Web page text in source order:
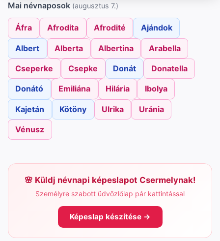
Mai névnaposok (augusztus 7.)
Áfra Afrodita Afrodité Ajándok
Albert Alberta Albertina Arabella
Cseperke Csepke Donát Donatella
Donátó Emiliána Hilária Ibolya
Kajetán Kötöny Ulrika Uránia
Vénusz
Küldj névnapi képeslapot Csermelynak!
Személyre szabott üdvözlőlap pár kattintással
Képeslap készítése →